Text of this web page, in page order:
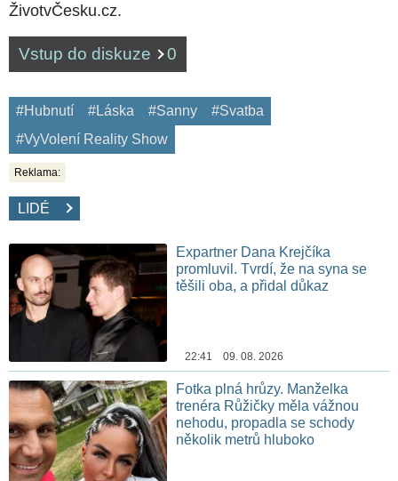
ŽivotvČesku.cz.
Vstup do diskuze 0
#Hubnutí #Láska #Sanny
#Svatba
#VyVolení Reality Show
Reklama:
LIDÉ
Expartner Dana Krejčíka
promluvil. Tvrdí, že na syna se
těšili oba, a přidal důkaz
22:41 09. 08. 2026
Fotka plná hrůzy. Manželka
trenéra Růžičky měla vážnou
nehodu, propadla se schody
několik metrů hluboko